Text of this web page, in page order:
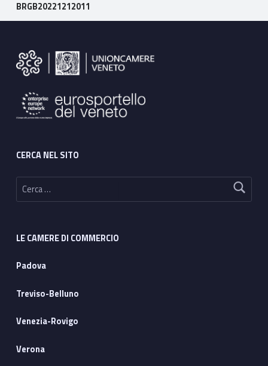
BRGB20221212011
CERCA NEL SITO
Ricerca per:
LE CAMERE DI COMMERCIO
Padova
Treviso-Belluno
Venezia-Rovigo
Verona